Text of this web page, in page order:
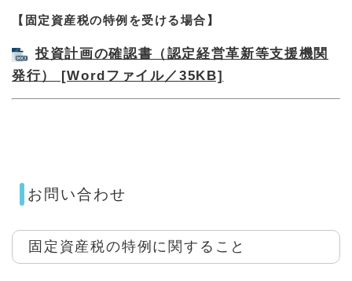
【固定資産税の特例を受ける場合】
投資計画の確認書（認定経営革新等支援機関
発行） [Wordファイル／35KB]
お問い合わせ
固定資産税の特例に関すること